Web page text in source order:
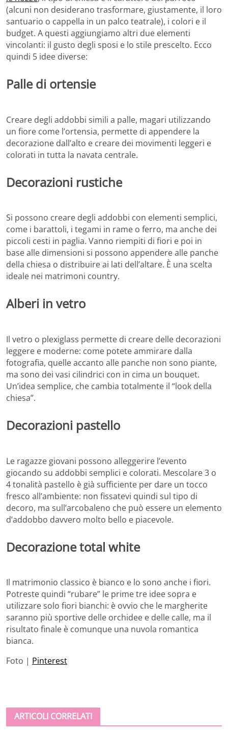
(alcuni non desiderano trasformare, giustamente, il loro
santuario o cappella in un palco teatrale), i colori e il
budget. A questi aggiungiamo altri due elementi
vincolanti: il gusto degli sposi e lo stile prescelto. Ecco
quindi 5 idee diverse:
Palle di ortensie
Creare degli addobbi simili a palle, magari utilizzando
un fiore come l’ortensia, permette di appendere la
decorazione dall’alto e creare dei movimenti leggeri e
colorati in tutta la navata centrale.
Decorazioni rustiche
Si possono creare degli addobbi con elementi semplici,
come i barattoli, i tegami in rame o ferro, ma anche dei
piccoli cesti in paglia. Vanno riempiti di fiori e poi in
base alle dimensioni si possono appendere alle panche
della chiesa o distribuire ai lati dell’altare. È una scelta
ideale nei matrimoni country.
Alberi in vetro
Il vetro o plexiglass permette di creare delle decorazioni
leggere e moderne: come potete ammirare dalla
fotografia, quelle accanto alle panche non sono piante,
ma sono dei vasi cilindrici con in cima un bouquet.
Un’idea semplice, che cambia totalmente il “look della
chiesa”.
Decorazioni pastello
Le ragazze giovani possono alleggerire l’evento
giocando su addobbi semplici e colorati. Mescolare 3 o
4 tonalità pastello è già sufficiente per dare un tocco
fresco all’ambiente: non fissatevi quindi sul tipo di
decoro, ma sull’arcobaleno che può essere un elemento
d’addobbo davvero molto bello e piacevole.
Decorazione total white
Il matrimonio classico è bianco e lo sono anche i fiori.
Potreste quindi “rubare” le prime tre idee sopra e
utilizzare solo fiori bianchi: è ovvio che le margherite
saranno più sportive delle orchidee e delle calle, ma il
risultato finale è comunque una nuvola romantica
bianca.
Foto | Pinterest
ARTICOLI CORRELATI